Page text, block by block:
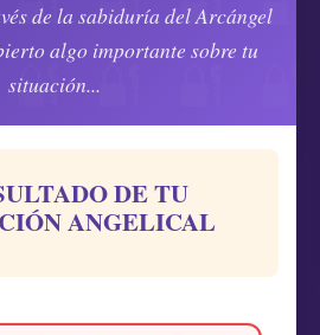
de la sabiduría del Arcángel
algo importante sobre tu
situación...
DE TU
ANGELICAL